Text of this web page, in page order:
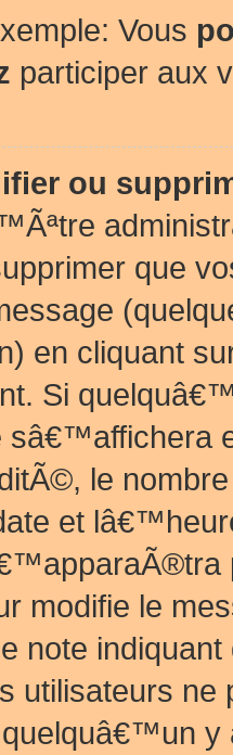
Vous
participer aux
ou
que
en cliquant
Si
sâ€™affichera
le
et
modifie le
note
utilisateurs
y